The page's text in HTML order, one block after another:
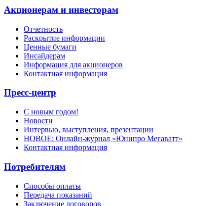
Акционерам и инвесторам
Отчетность
Раскрытие информации
Ценные бумаги
Инсайдерам
Информация для акционеров
Контактная информация
Пресс-центр
С новым годом!
Новости
Интервью, выступления, презентации
НОВОЕ: Онлайн-журнал «Юнипро Мегаватт»
Контактная информация
Потребителям
Способы оплаты
Передача показаний
Заключение договоров